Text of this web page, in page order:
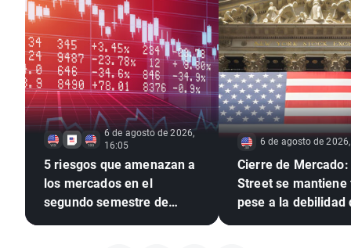
6 de agosto de 2026,
16:05
5 riesgos que amenazan a
los mercados en el
segundo semestre de
6 de agosto de
Cierre de Mercado:
Street se
pese a la debilidad